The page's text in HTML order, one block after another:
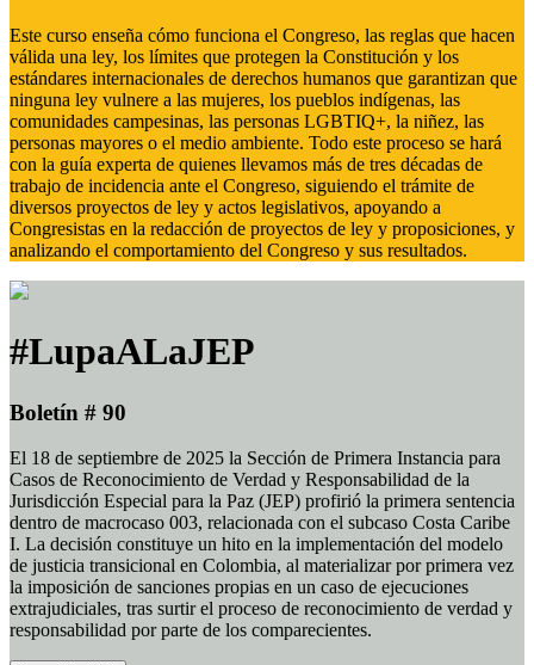
Este curso enseña cómo funciona el Congreso, las reglas que hacen
válida una ley, los límites que protegen la Constitución y los
estándares internacionales de derechos humanos que garantizan que
ninguna ley vulnere a las mujeres, los pueblos indígenas, las
comunidades campesinas, las personas LGBTIQ+, la niñez, las
personas mayores o el medio ambiente. Todo este proceso se hará
con la guía experta de quienes llevamos más de tres décadas de
trabajo de incidencia ante el Congreso, siguiendo el trámite de
diversos proyectos de ley y actos legislativos, apoyando a
Congresistas en la redacción de proyectos de ley y proposiciones, y
analizando el comportamiento del Congreso y sus resultados.
#LupaALaJEP
Boletín # 90
El 18 de septiembre de 2025 la Sección de Primera Instancia para
Casos de Reconocimiento de Verdad y Responsabilidad de la
Jurisdicción Especial para la Paz (JEP) profirió la primera sentencia
dentro de macrocaso 003, relacionada con el subcaso Costa Caribe
I. La decisión constituye un hito en la implementación del modelo
de justicia transicional en Colombia, al materializar por primera vez
la imposición de sanciones propias en un caso de ejecuciones
extrajudiciales, tras surtir el proceso de reconocimiento de verdad y
responsabilidad por parte de los comparecientes.